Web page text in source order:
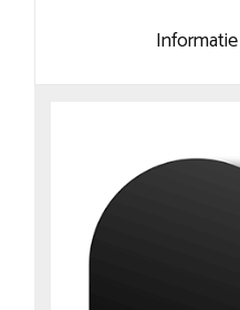
Informatie